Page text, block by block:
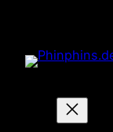
springen